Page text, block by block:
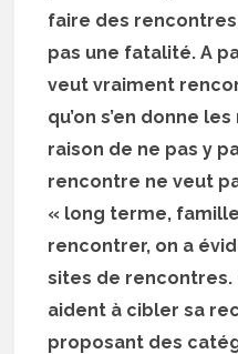
faire des
pas une fatalité. A
veut vraiment
qu’on s’en donne
raison de ne pas y
rencontre ne veut
« long terme,
rencontrer, on a
sites de rencontres.
aident à cibler sa
proposant des